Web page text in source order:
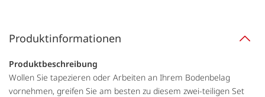
Produktinformationen
Produktbeschreibung
Wollen Sie tapezieren oder Arbeiten an Ihrem Bodenbelag
vornehmen, greifen Sie am besten zu diesem zwei-teiligen Set